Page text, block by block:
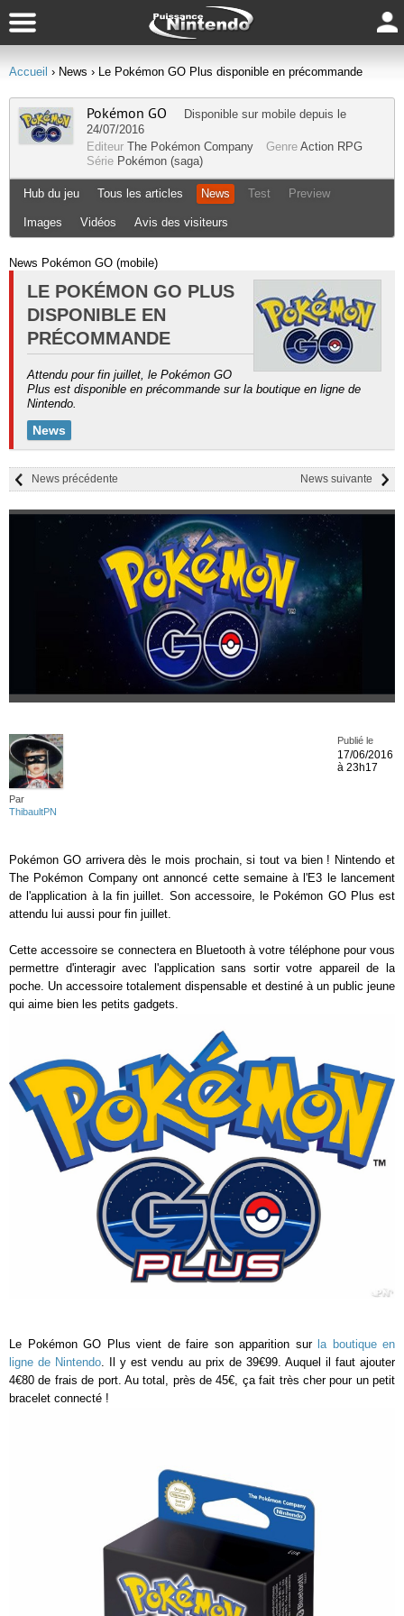
Accueil › News › Le Pokémon GO Plus disponible en précommande
Pokémon GO Disponible sur mobile depuis le
24/07/2016
Editeur The Pokémon Company Genre Action RPG
Série Pokémon (saga)
Hub du jeu Tous les articles News Test Preview
Images Vidéos Avis des visiteurs
News Pokémon GO (mobile)
LE POKÉMON GO PLUS
DISPONIBLE EN
PRÉCOMMANDE
Attendu pour fin juillet, le Pokémon GO
Plus est disponible en précommande sur la boutique en ligne de
Nintendo.
News
News suivante
News précédente
Par
ThibaultPN
Publié le
17/06/2016
à 23h17
Pokémon GO arrivera dès le mois prochain, si tout va bien ! Nintendo et
The Pokémon Company ont annoncé cette semaine à l'E3 le lancement
de l'application à la fin juillet. Son accessoire, le Pokémon GO Plus est
attendu lui aussi pour fin juillet.
Cette accessoire se connectera en Bluetooth à votre téléphone pour vous
permettre d'interagir avec l'application sans sortir votre appareil de la
poche. Un accessoire totalement dispensable et destiné à un public jeune
qui aime bien les petits gadgets.
Le Pokémon GO Plus vient de faire son apparition sur la boutique en
ligne de Nintendo. Il y est vendu au prix de 39€99. Auquel il faut ajouter
4€80 de frais de port. Au total, près de 45€, ça fait très cher pour un petit
bracelet connecté !